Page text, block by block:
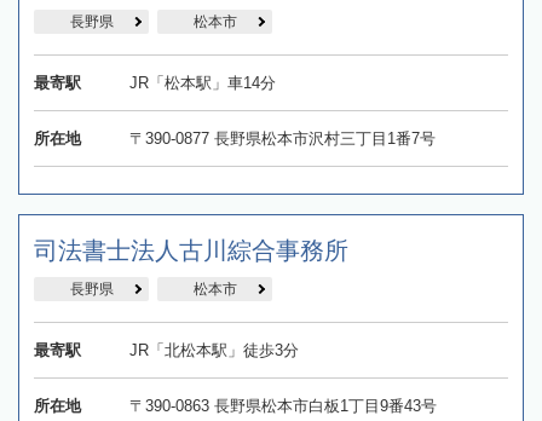
長野県 松本市
最寄駅 JR「松本駅」車14分
所在地 〒390-0877 長野県松本市沢村三丁目1番7号
司法書士法人古川綜合事務所
長野県 松本市
最寄駅 JR「北松本駅」徒歩3分
所在地 〒390-0863 長野県松本市白板1丁目9番43号